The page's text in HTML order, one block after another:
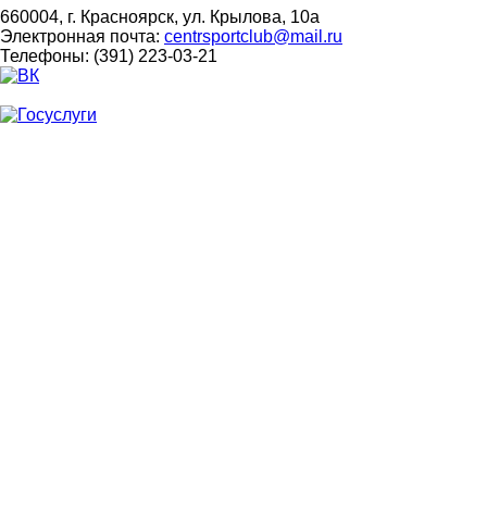
660004, г. Красноярск, ул. Крылова, 10а
Электронная почта: centrsportclub@mail.ru
Телефоны: (391) 223-03-21